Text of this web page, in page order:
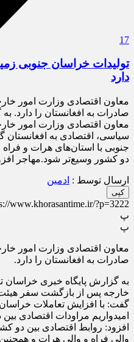
17
تولیدات خراسان جنوبی
دارد
معاون اقتصادی وزارت امور
صادرات به افغانستان را دارد.
معاون اقتصادی وزارت امور
سیاسی، اقتصادی به افغانستان
جنوبی با استان‌های هرات و فراه
دو کشور وسیع‌تر شود.مهاجر
ارسال توسط : ادمین
کپی
www.khorasantime.ir/?p=3222
پ
پ
معاون اقتصادی وزارت امور
صادرات به افغانستان را دارد.
به گزارش پایگاه خبری خراسان
خارجه پس از بازگشت سفر هیئت
گفت: با افزایش تعاملات
امیدواریم مراودات اقتصادی
افزود: روابط اقتصادی بین دو
والی فراه و والی هرات و همچنین